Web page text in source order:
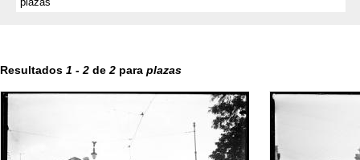
Resultados 1 - 2 de 2 para plazas